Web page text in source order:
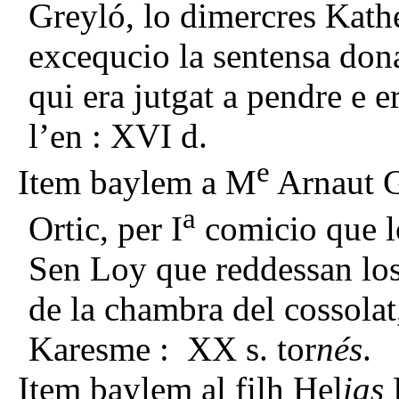
Greyló, lo dimercres
excequcio la sentensa
qui era jutgat a pendre e
l’en : XVI d.
Item baylem a Me Arnaut
Ortic, per Ia comicio que
Sen Loy que reddessan
de la chambra del
Karesme : XX s. tornés.
Item baylem al filh Helias